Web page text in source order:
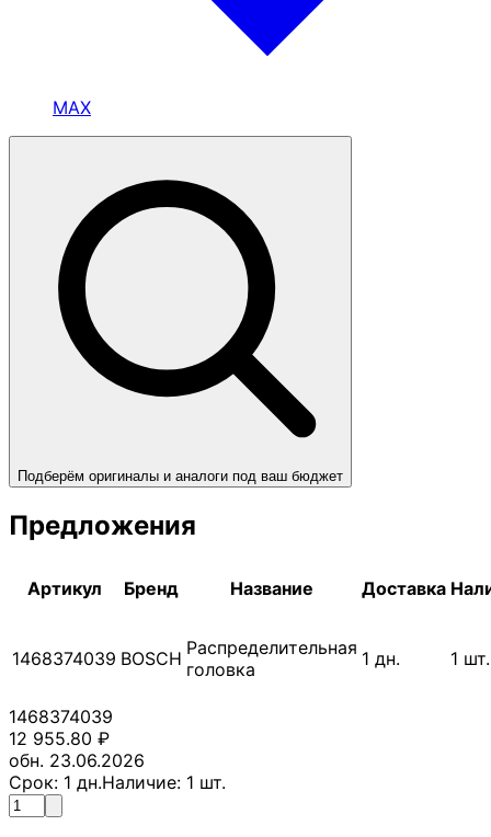
MAX
Подберём оригиналы и аналоги под ваш бюджет
Предложения
Артикул Бренд Название Доставка
1468374039 BOSCH Распределительная
головка
1 дн. 1 шт.
1468374039
12 955.80 ₽
обн. 23.06.2026
Срок: 1 дн.Наличие: 1 шт.